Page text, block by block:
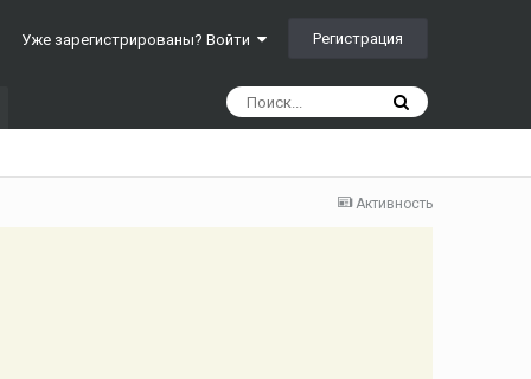
Уже зарегистрированы? Войти Регистрация
Активность